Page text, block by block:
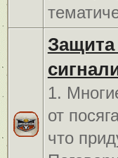
Защита
1.
от
что